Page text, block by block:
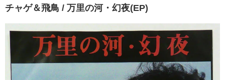
チャゲ＆飛鳥 / 万里の河・幻夜(EP)